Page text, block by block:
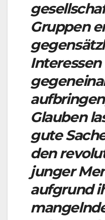
Gruppen
Interessen
Glauben
gute
den
junger
aufgrund